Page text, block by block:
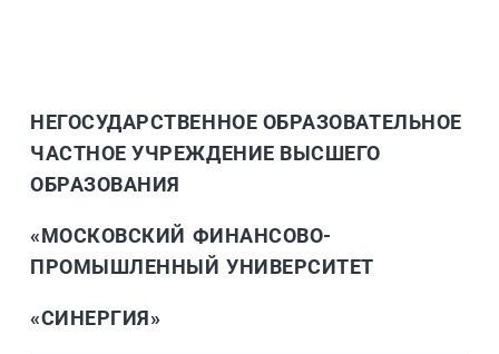
НЕГОСУДАРСТВЕННОЕ ОБРАЗОВАТЕЛЬНОЕ
ЧАСТНОЕ УЧРЕЖДЕНИЕ ВЫСШЕГО
ОБРАЗОВАНИЯ
«МОСКОВСКИЙ ФИНАНСОВО-
ПРОМЫШЛЕННЫЙ УНИВЕРСИТЕТ
«СИНЕРГИЯ»